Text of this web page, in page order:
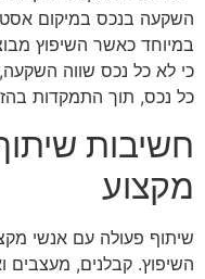
השקעה בנכס במיקום
במיוחד כאשר השיפוץ
כי לא כל נכס שווה
כל נכס, תוך התמקדות
חשיבות
מקצוע
שיתוף פעולה עם אנשי
השיפוץ. קבלנים, מעצבים